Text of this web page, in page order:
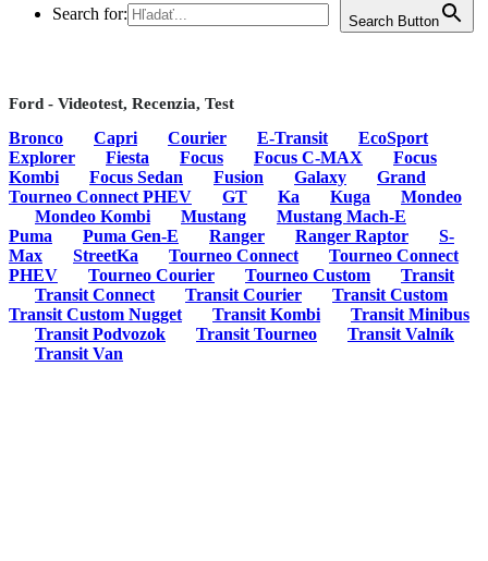
Search for:
Search Button
Ford - Videotest, Recenzia, Test
Bronco Capri Courier E-Transit
EcoSport
Explorer
Fiesta Focus Focus C-MAX
Focus
Kombi
Focus Sedan Fusion Galaxy
Grand
Tourneo Connect PHEV
GT Ka Kuga
Mondeo
Mondeo Kombi
Mustang
Mustang Mach-E
Puma
Puma Gen-E Ranger Ranger Raptor
S-
Max
StreetKa Tourneo Connect
Tourneo Connect
PHEV
Tourneo Courier Tourneo Custom
Transit
Transit Connect
Transit Courier
Transit Custom
Transit Custom Nugget
Transit Kombi
Transit Minibus
Transit Podvozok
Transit Tourneo
Transit Valník
Transit Van